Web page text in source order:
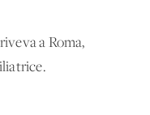
a Roma,